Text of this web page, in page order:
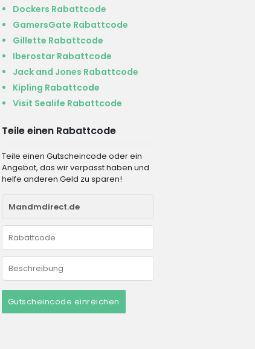
Dockers Rabattcode
GamersGate Rabattcode
Gillette Rabattcode
Iberostar Rabattcode
Jack and Jones Rabattcode
Kipling Rabattcode
Visit Sealife Rabattcode
Teile einen Rabattcode
Teile einen Gutscheincode oder ein
Angebot, das wir verpasst haben und
helfe anderen Geld zu sparen!
Gutscheincode einreichen